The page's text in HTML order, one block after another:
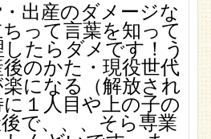
出産のダメージな
って言葉を知って
たらダメです！う
のかた・現役世代
楽になる（解放され
１人目や上の子の
で、、、そら専業